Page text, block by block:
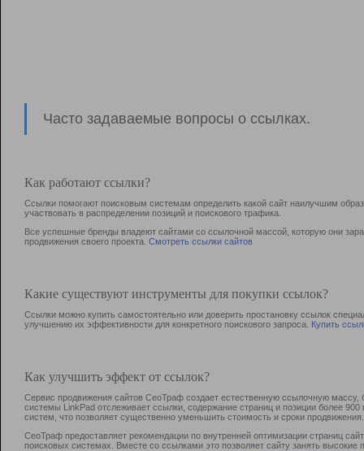
Часто задаваемые вопросы о ссылках.
Как работают ссылки?
Ссылки помогают поисковым системам определить какой сайт наилучшим
участвовать в раcпределении позиций и поискового трафика.
Все успешные бренды владеют сайтами со ссылочной массой, которую они
продвижения своего проекта. Смотреть ссылки сайтов
Какие существуют инструменты для покупки ссылок?
Ссылки можно купить самостоятельно или доверить простановку ссылок
улучшению их эффективности для конкретного поискового запроса. Купить
Как улучшить эффект от ссылок?
Сервис продвижения сайтов СеоТраф создает естественную ссылочную
системы LinkPad отслеживает ссылки, содержание страниц и позиции более
систем, что позволяет существенно уменьшить стоимость и сроки продвижения.
СеоТраф предоставляет рекомендации по внутренней оптимизации страниц
поисковых системах. Вместе со ссылками это позволяет сайту занять